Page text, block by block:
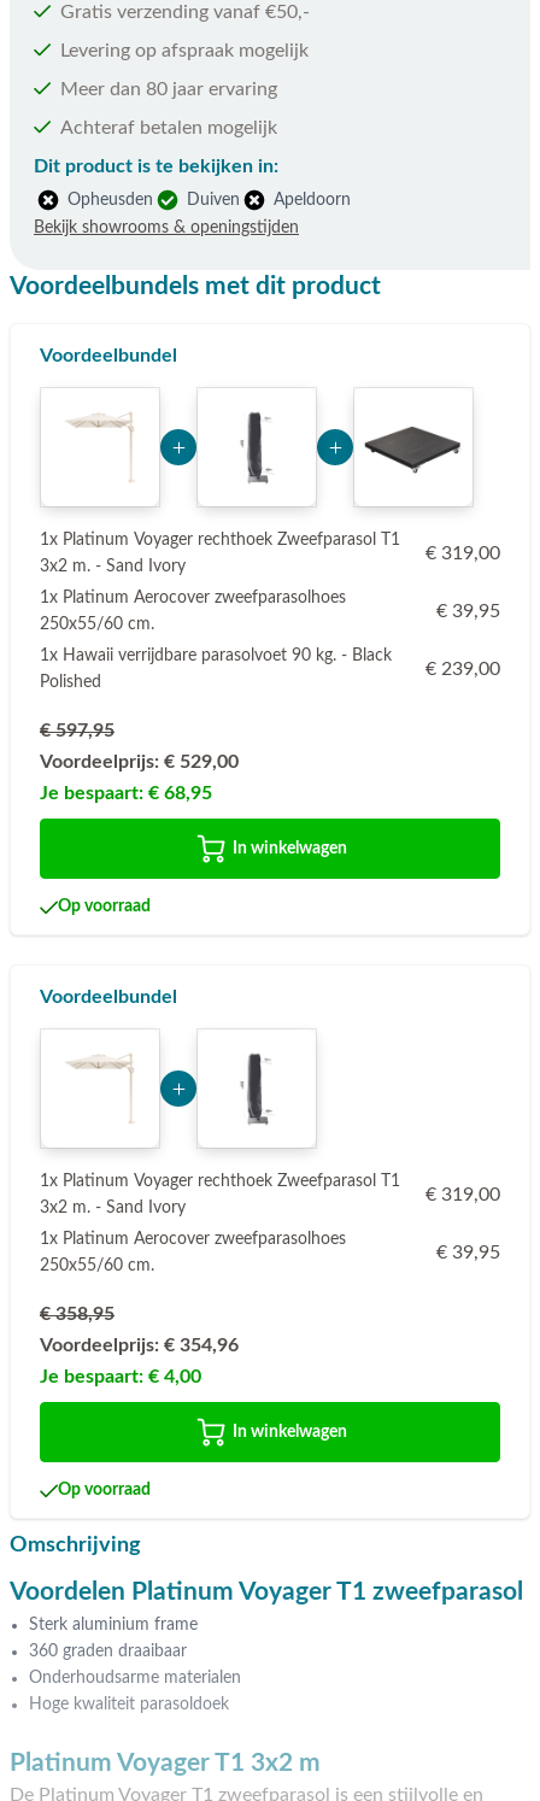
Gratis verzending vanaf €50,-
Levering op afspraak mogelijk
Meer dan 80 jaar ervaring
Achteraf betalen mogelijk
Dit product is te bekijken in:
Opheusden Duiven
Apeldoorn
Bekijk showrooms & openingstijden
Voordeelbundels met dit product
Voordeelbundel
1x Platinum Voyager rechthoek Zweefparasol T1
3x2 m. - Sand Ivory
€ 319,00
1x Platinum Aerocover zweefparasolhoes
250x55/60 cm.
€ 39,95
1x Hawaii verrijdbare parasolvoet 90 kg. - Black
Polished
€ 239,00
€ 597,95
Voordeelprijs: € 529,00
Je bespaart: € 68,95
In winkelwagen
Op voorraad
Voordeelbundel
1x Platinum Voyager rechthoek Zweefparasol T1
3x2 m. - Sand Ivory
€ 319,00
1x Platinum Aerocover zweefparasolhoes
250x55/60 cm.
€ 39,95
€ 358,95
Voordeelprijs: € 354,96
Je bespaart: € 4,00
In winkelwagen
Op voorraad
Omschrijving
Voordelen Platinum Voyager T1 zweefparasol
Sterk aluminium frame
360 graden draaibaar
Onderhoudsarme materialen
Hoge kwaliteit parasoldoek
Platinum Voyager T1 3x2 m
De Platinum Voyager T1 zweefparasol is een stijlvolle en